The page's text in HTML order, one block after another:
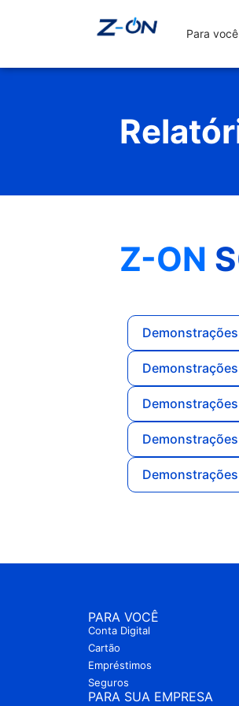
Para você
Z-ON
PARA VOCÊ
Conta Digital
Cartão
Empréstimos
Seguros
PARA SUA EMPRESA